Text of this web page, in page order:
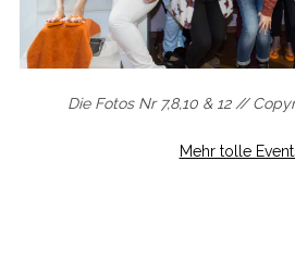
Die Fotos Nr 7,8,10 & 12 //
Mehr tolle
S